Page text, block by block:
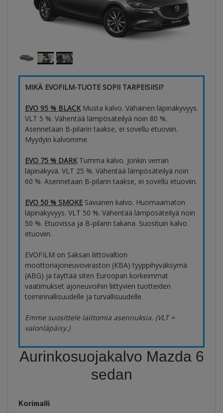
MIKÄ EVOFILM-TUOTE SOPII TARPEISIISI?
EVO 95 % BLACKMusta kalvo. Vähäinen läpinäkyvyys.
VLT 5 %. Vähentää lämpösäteilyä noin 80 %.
Asennetaan B-pilarin taakse, ei sovellu etuoviin.
Myydyin kalvomme.
EVO 75 % DARKTumma kalvo. Jonkin verran
läpinäkyvä. VLT 25 %. Vähentää lämpösäteilyä noin
60 %. Asennetaan B-pilarin taakse, ei sovellu etuoviin.
EVO 50 % SMOKE Savuinen kalvo. Huomaamaton
läpinäkyvyys. VLT 50 %. Vähentää lämpösäteilyä noin
50 %. Etuovissa ja B-pilarin takana. Suosituin kalvo
etuoviin.
EVOFILM on Saksan liittovaltion
moottoriajoneuvoviraston (KBA) tyyppihyväksymä
(ABG) ja täyttää siten Euroopan korkeimmat
vaatimukset ajoneuvoihin liittyvien tuotteiden
toiminnallisuudelle ja turvallisuudelle.
Emme suosittele laittomia asennuksia. (VLT =
valonläpäisy.)
Aurinkosuojakalvo Mazda 6
sedan
Korimalli